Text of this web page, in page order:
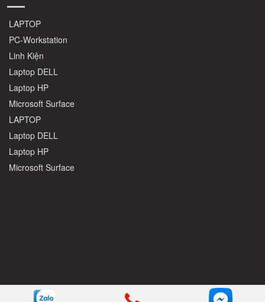
LAPTOP
PC-Workstation
Linh Kiện
Laptop DELL
Laptop HP
Microsoft Surface
LAPTOP
Laptop DELL
Laptop HP
Microsoft Surface